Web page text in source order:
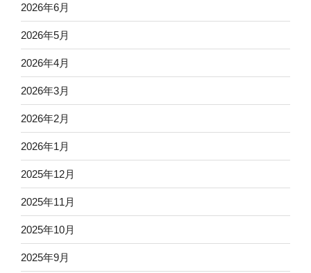
2026年6月
2026年5月
2026年4月
2026年3月
2026年2月
2026年1月
2025年12月
2025年11月
2025年10月
2025年9月